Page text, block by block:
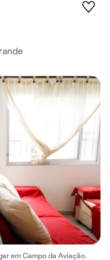
em Campo da Aviação.